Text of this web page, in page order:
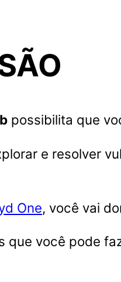
possibilita que
e resolver
One, você vai
que você pode